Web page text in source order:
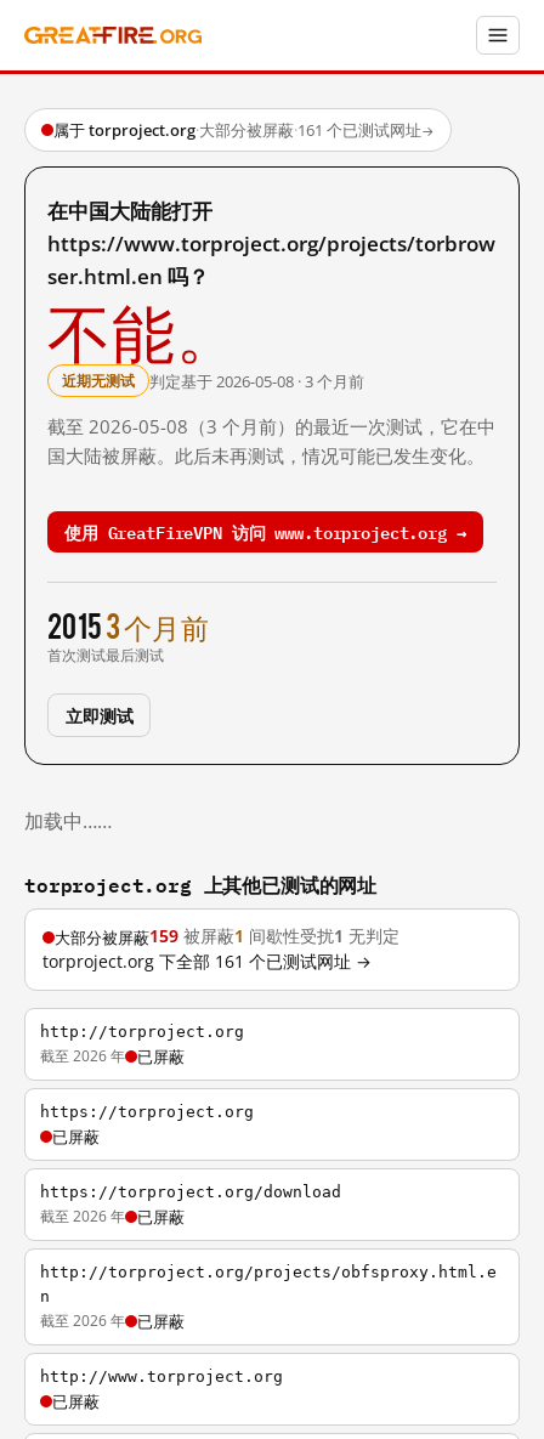
属于 torproject.org·大部分被屏蔽·161 个已测试网址→
在中国大陆能打开
https://www.torproject.org/projects/torbrow
ser.html.en 吗？
不能。
近期无测试 判定基于 2026-05-08 · 3 个月前
截至 2026-05-08（3 个月前）的最近一次测试，它在中
国大陆被屏蔽。此后未再测试，情况可能已发生变化。
使用 GreatFireVPN 访问 www.torproject.org →
2015
首次测试
3 个月前
最后测试
立即测试
加载中……
torproject.org 上其他已测试的网址
大部分被屏蔽159 被屏蔽1 间歇性受扰1 无判定
torproject.org 下全部 161 个已测试网址 →
http://torproject.org
截至 2026 年 已屏蔽
https://torproject.org
已屏蔽
https://torproject.org/download
截至 2026 年 已屏蔽
http://torproject.org/projects/obfsproxy.html.e
n
截至 2026 年 已屏蔽
http://www.torproject.org
已屏蔽